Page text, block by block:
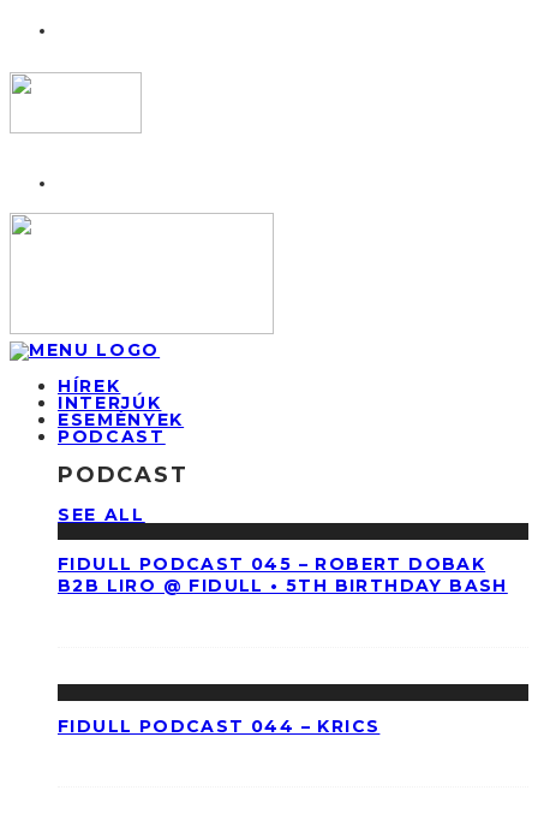
HÍREK
INTERJÚK
ESEMÉNYEK
PODCAST
PODCAST
SEE ALL
FIDULL PODCAST 045 – ROBERT DOBAK
B2B LIRO @ FIDULL • 5TH BIRTHDAY BASH
FIDULL PODCAST 044 – KRICS